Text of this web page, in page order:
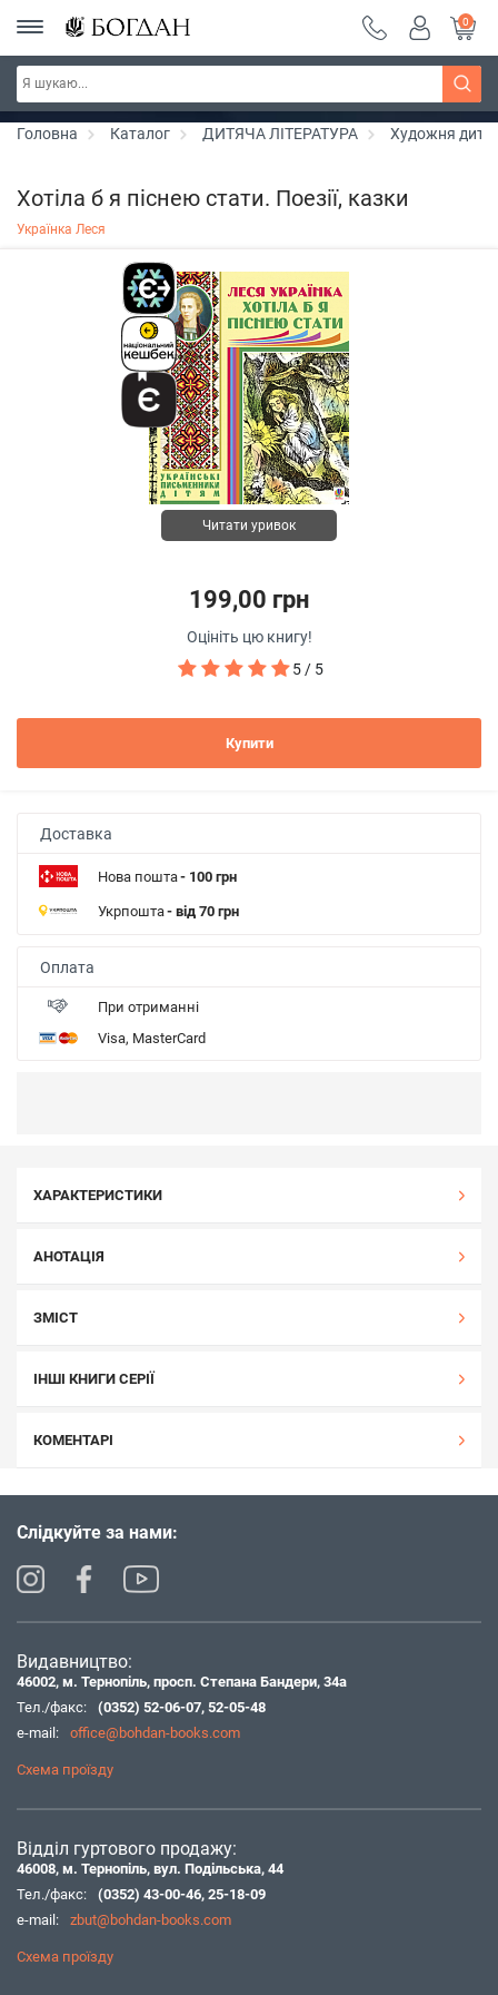
РОЗПРОДАЖ ~ 150 грн ~ 200 грн ~ 250 грн ~
300 грн ~ РОЗПРОДАЖ
Дізнатись більше
0
Головна Каталог ДИТЯЧА ЛІТЕРАТУРА Художня
Хотіла б я піснею стати. Поезії, казки
Українка Леся
Читати уривок
199,00 грн
Оцініть цю книгу!
5 / 5
Купити
Доставка
Нова пошта- 100 грн
Укрпошта- від 70 грн
Оплата
При отриманні
Visa, MasterCard
ХАРАКТЕРИСТИКИ
АНОТАЦІЯ
ЗМІСТ
ІНШІ КНИГИ СЕРІЇ
КОМЕНТАРІ
Слідкуйте за нами:
Видавництво:
46002, м. Тернопіль, просп. Степана Бандери, 34а
Тел./факс:
(0352) 52-06-07, 52-05-48
e-mail:
office@bohdan-books.com
Схема проїзду
Відділ гуртового продажу:
46008, м. Тернопіль, вул. Подільська, 44
Тел./факс:
(0352) 43-00-46, 25-18-09
e-mail:
zbut@bohdan-books.com
Схема проїзду